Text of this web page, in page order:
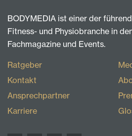
BODYMEDIA ist einer der
Fitness- und Physiobranche in
Fachmagazine und Events.
Ratgeber
Kontakt
Ansprechpartner
Karriere